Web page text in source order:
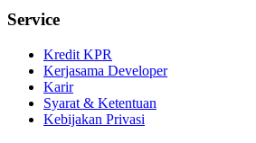
Service
Kredit KPR
Kerjasama Developer
Karir
Syarat & Ketentuan
Kebijakan Privasi